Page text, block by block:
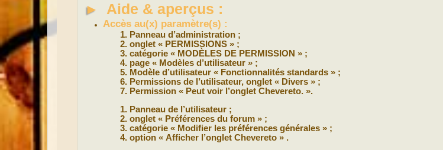
► Aide & aperçus :
Accès au(x) paramètre(s) :
Panneau d’administration ;
onglet « PERMISSIONS » ;
catégorie « MODÈLES DE PERMISSION » ;
page « Modèles d’utilisateur » ;
Modèle d’utilisateur « Fonctionnalités standards » ;
Permissions de l’utilisateur, onglet « Divers » ;
Permission « Peut voir l’onglet Chevereto. ».
Panneau de l’utilisateur ;
onglet « Préférences du forum » ;
catégorie « Modifier les préférences générales » ;
option « Afficher l’onglet Chevereto » .